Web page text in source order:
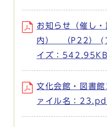
お知らせ（催し
内） （P22） (
イズ：
文化会館・図書
ァイル名：